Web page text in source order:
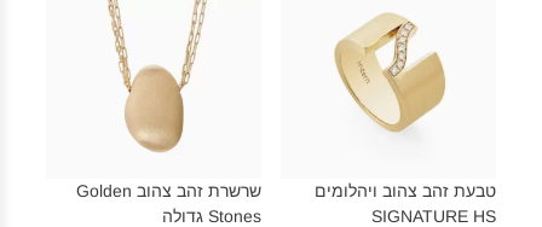
טבעת זהב צהוב ויהלומים
SIGNATURE HS‎
שרשרת זהב צהוב Golden
Stones גדולה‎